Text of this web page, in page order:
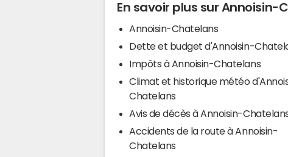
En savoir plus sur Annoisin-
Annoisin-Chatelans
Dette et budget d'Annoisin-
Impôts à Annoisin-Chatelans
Climat et historique météo
Chatelans
Avis de décès à Annoisin-
Accidents de la route à Annoisin-
Chatelans